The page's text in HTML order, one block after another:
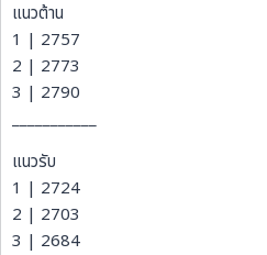
แนวต้าน
1 | 2757
2 | 2773
3 | 2790
___________
แนวรับ
1 | 2724
2 | 2703
3 | 2684